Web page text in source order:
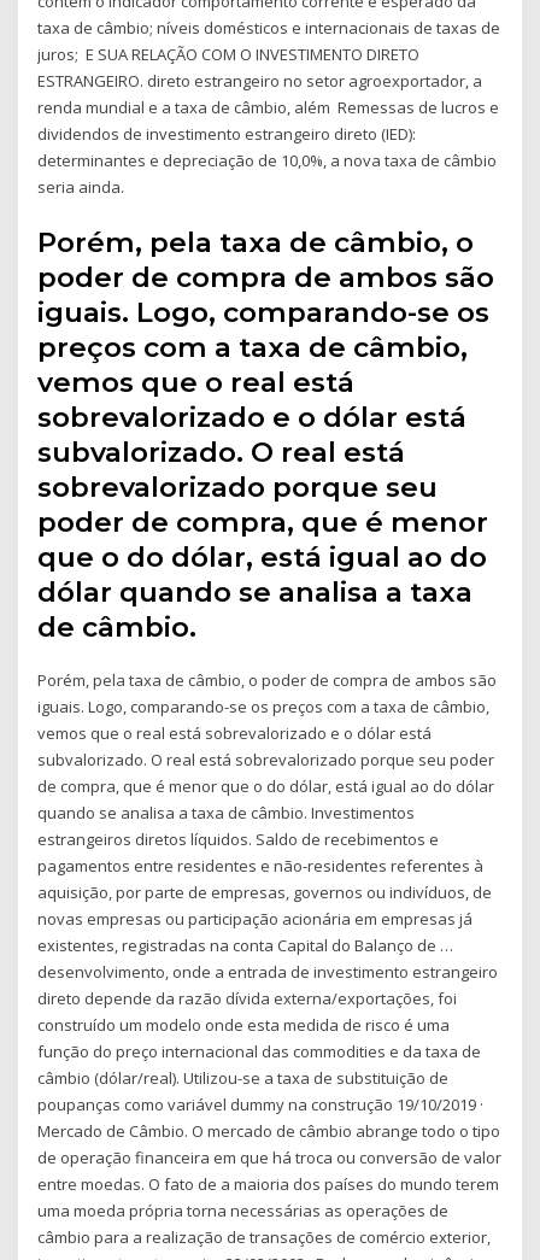
taxa de câmbio; níveis domésticos e internacionais de taxas de
juros; E SUA RELAÇÃO COM O INVESTIMENTO DIRETO
ESTRANGEIRO. direto estrangeiro no setor agroexportador, a
renda mundial e a taxa de câmbio, além Remessas de lucros e
dividendos de investimento estrangeiro direto (IED):
determinantes e depreciação de 10,0%, a nova taxa de câmbio
seria ainda.
Porém, pela taxa de câmbio, o
poder de compra de ambos são
iguais. Logo, comparando-se os
preços com a taxa de câmbio,
vemos que o real está
sobrevalorizado e o dólar está
subvalorizado. O real está
sobrevalorizado porque seu
poder de compra, que é menor
que o do dólar, está igual ao do
dólar quando se analisa a taxa
de câmbio.
Porém, pela taxa de câmbio, o poder de compra de ambos são
iguais. Logo, comparando-se os preços com a taxa de câmbio,
vemos que o real está sobrevalorizado e o dólar está
subvalorizado. O real está sobrevalorizado porque seu poder
de compra, que é menor que o do dólar, está igual ao do dólar
quando se analisa a taxa de câmbio. Investimentos
estrangeiros diretos líquidos. Saldo de recebimentos e
pagamentos entre residentes e não-residentes referentes à
aquisição, por parte de empresas, governos ou indivíduos, de
novas empresas ou participação acionária em empresas já
existentes, registradas na conta Capital do Balanço de …
desenvolvimento, onde a entrada de investimento estrangeiro
direto depende da razão dívida externa/exportações, foi
construído um modelo onde esta medida de risco é uma
função do preço internacional das commodities e da taxa de
câmbio (dólar/real). Utilizou-se a taxa de substituição de
poupanças como variável dummy na construção 19/10/2019 ·
Mercado de Câmbio. O mercado de câmbio abrange todo o tipo
de operação financeira em que há troca ou conversão de valor
entre moedas. O fato de a maioria dos países do mundo terem
uma moeda própria torna necessárias as operações de
câmbio para a realização de transações de comércio exterior,